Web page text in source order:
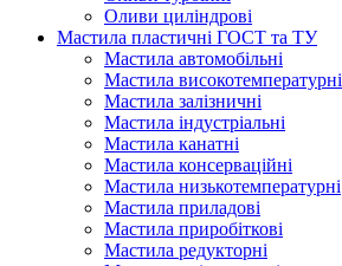
Оливи циліндрові
Мастила пластичні ГОСТ та ТУ
Мастила автомобільні
Мастила високотемпературні
Мастила залізничні
Мастила індустріальні
Мастила канатні
Мастила консерваційні
Мастила низькотемпературні
Мастила приладові
Мастила приробіткові
Мастила редукторні